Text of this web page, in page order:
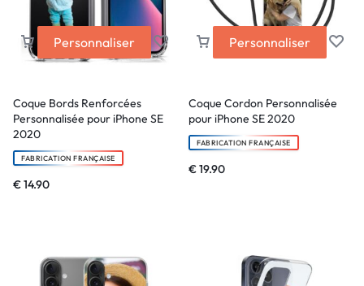
Personnaliser
Coque Bords Renforcées
Personnalisée pour iPhone SE
2020
FABRICATION FRANÇAISE
€14.90
Personnaliser
Coque Cordon Personnalisée
pour iPhone SE 2020
FABRICATION FRANÇAISE
€19.90